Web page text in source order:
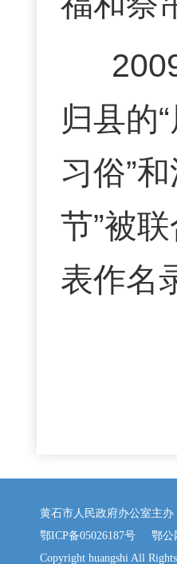
归县的
习俗”
节”被
表作名
黄石市人民政府办公室主
鄂ICP备05026187号
鄂公
Copyright huangshi All